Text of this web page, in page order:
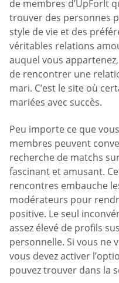
de membres d’UpForIt
trouver des personnes
style de vie et des
véritables relations
auquel vous
de rencontrer une
mari. C’est le site où
mariées avec succès.
Peu importe ce que
membres peuvent
recherche de matchs
fascinant et amusant.
rencontres embauche
modérateurs pour
positive. Le seul
assez élevé de profils
personnelle. Si vous ne
vous devez activer
pouvez trouver dans la